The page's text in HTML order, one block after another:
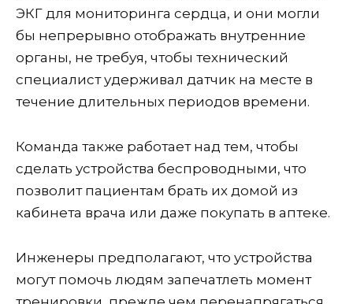
ЭКГ для мониторинга сердца, и они могли
бы непрерывно отображать внутренние
органы, не требуя, чтобы технический
специалист удерживал датчик на месте в
течение длительных периодов времени.
Команда также работает над тем, чтобы
сделать устройства беспроводными, что
позволит пациентам брать их домой из
кабинета врача или даже покупать в аптеке.
Инженеры предполагают, что устройства
могут помочь людям запечатлеть момент